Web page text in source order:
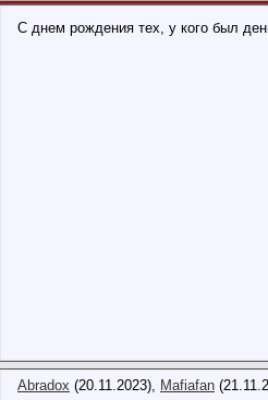
С днем рождения тех, у кого был
Abradox (20.11.2023), Mafiafan